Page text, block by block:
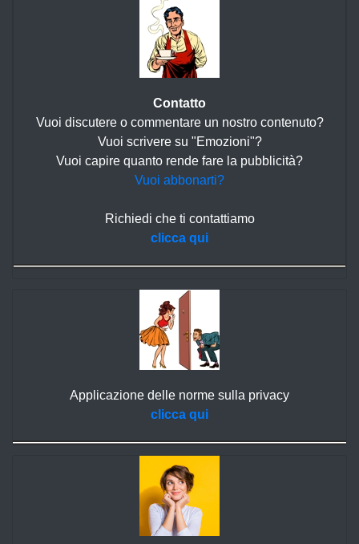
Contatto
Vuoi discutere o commentare un nostro contenuto?
Vuoi scrivere su "Emozioni"?
Vuoi capire quanto rende fare la pubblicità?
Vuoi abbonarti?
Richiedi che ti contattiamo
clicca qui
Applicazione delle norme sulla privacy
clicca qui